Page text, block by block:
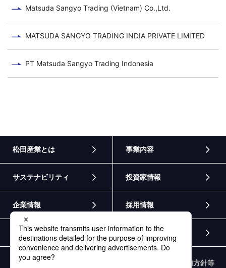
Matsuda Sangyo Trading (Vietnam) Co.,Ltd.
MATSUDA SANGYO TRADING INDIA PRIVATE LIMITED
PT Matsuda Sangyo Trading Indonesia
松田産業とは 事業内容
サステナビリティ 投資家情報
企業情報 採用情報
ニュース お問い合わせ
個人情報保護方針 各種方針等